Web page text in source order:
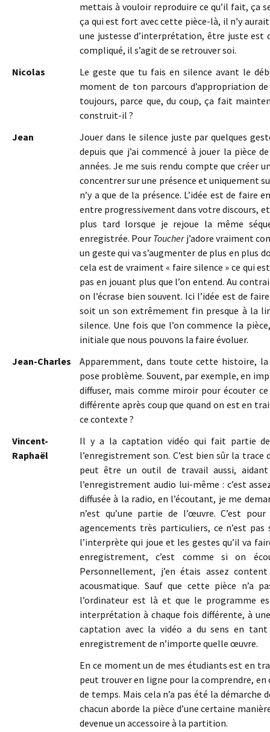
mettais à vouloir reproduire ce qu’il fait, ça
ça qui est fort avec cette pièce-là, il n’y
une justesse d’interprétation, être juste
compliqué, il s’agit de se retrouver soi.
Nicolas
Le geste que tu fais en silence avant le
moment de ton parcours d’appropriation
toujours, parce que, du coup, ça fait
construit-il ?
Jean
Jouer dans le silence juste par quelques
depuis que j’ai commencé à jouer la pièce
années. Je me suis rendu compte que créer
concentrer sur une présence et uniquement
n’y a que de la présence. L’idée est de
entre progressivement dans votre discours,
plus tard lorsque je rejoue la même
enregistrée. Pour Toucherj’adore vraiment
un geste qui va s’augmenter de plus en plus
cela est de vraiment « faire silence » ce qui
pas en jouant plus que l’on entend. Au
on l’écrase bien souvent. Ici l’idée est de
soit un son extrêmement fin presque à la
silence. Une fois que l’on commence la
initiale que nous pouvons la faire évoluer.
Jean-Charles
Apparemment, dans toute cette histoire, la
pose problème. Souvent, par exemple, en
diffuser, mais comme miroir pour écouter
différente après coup que quand on est en
ce contexte ?
Vincent-
Raphaël
Il y a la captation vidéo qui fait partie
l’enregistrement son. C’est bien sûr la trace
peut être un outil de travail aussi,
l’enregistrement audio lui-même : c’est
diffusée à la radio, en l’écoutant, je me
n’est qu’une partie de l’œuvre. C’est
agencements très particuliers, ce n’est
l’interprète qui joue et les gestes qu’il va
enregistrement, c’est comme si on
Personnellement, j’en étais assez
acousmatique. Sauf que cette pièce n’a
l’ordinateur est là et que le programme
interprétation à chaque fois différente, à
captation avec la vidéo a du sens en tant
enregistrement de n’importe quelle œuvre.
En ce moment un de mes étudiants est en
peut trouver en ligne pour la comprendre,
de temps. Mais cela n’a pas été la démarche
chacun aborde la pièce d’une certaine
devenue un accessoire à la partition.